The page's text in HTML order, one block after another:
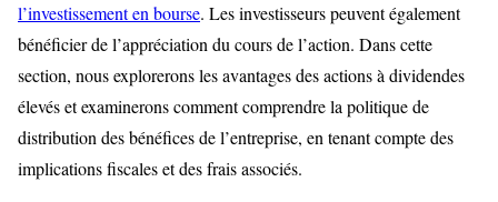
l’investissement en bourse. Les investisseurs peuvent également
bénéficier de l’appréciation du cours de l’action. Dans cette
section, nous explorerons les avantages des actions à dividendes
élevés et examinerons comment comprendre la politique de
distribution des bénéfices de l’entreprise, en tenant compte des
implications fiscales et des frais associés.